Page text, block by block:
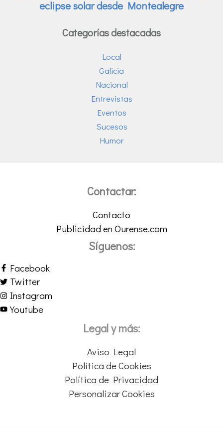
Categorías destacadas
Local
Galicia
Nacional
Entrevistas
Eventos
Sucesos
Humor
Contactar:
Contacto
Publicidad en Ourense.com
Síguenos:
Facebook
Twitter
Instagram
Youtube
Legal y más:
Aviso Legal
Política de Cookies
Política de Privacidad
Personalizar Cookies